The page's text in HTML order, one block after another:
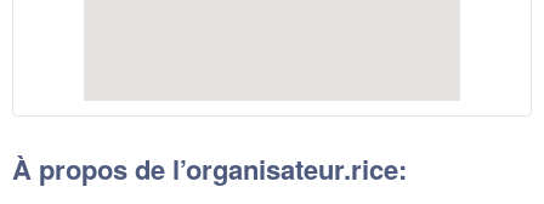
À propos de l’organisateur.rice: